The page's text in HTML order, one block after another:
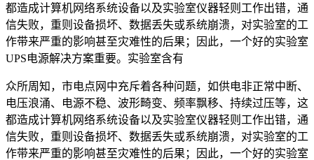
都造成计算机网络系统设备以及实验室仪器轻则工作出错，通
信失败，重则设备损坏、数据丢失或系统崩溃，对实验室的工
作带来严重的影响甚至灾难性的后果；因此，一个好的实验室
UPS电源解决方案重要。实验室含有
众所周知，市电点网中充斥着各种问题，如供电非正常中断、
电压浪涌、电源不稳、波形畸变、频率飘移、持续过压等，这
都造成计算机网络系统设备以及实验室仪器轻则工作出错，通
信失败，重则设备损坏、数据丢失或系统崩溃，对实验室的工
作带来严重的影响甚至灾难性的后果；因此，一个好的实验室